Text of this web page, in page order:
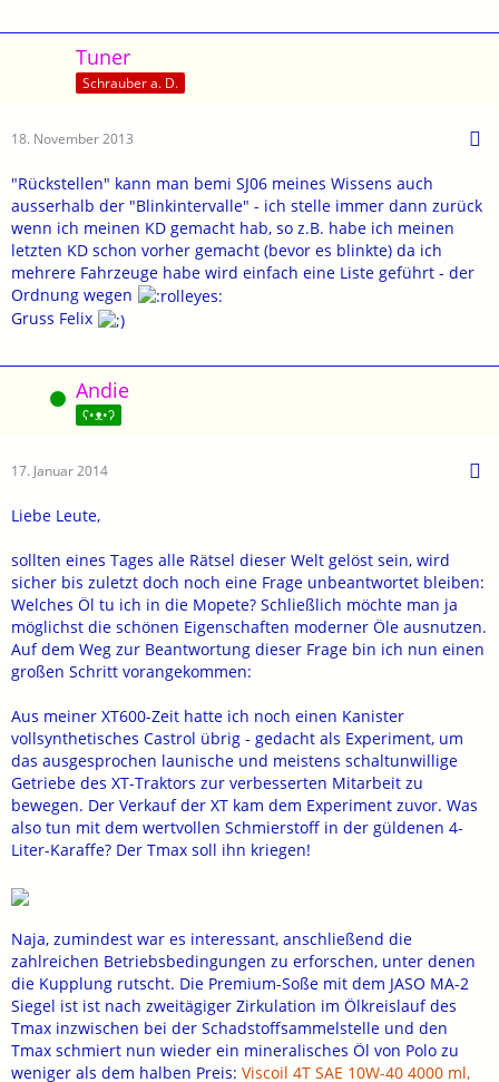
Tuner
Schrauber a. D.
18. November 2013
"Rückstellen" kann man bemi SJ06 meines Wissens auch
ausserhalb der "Blinkintervalle" - ich stelle immer dann zurück
wenn ich meinen KD gemacht hab, so z.B. habe ich meinen
letzten KD schon vorher gemacht (bevor es blinkte) da ich
mehrere Fahrzeuge habe wird einfach eine Liste geführt - der
Ordnung wegen
Gruss Felix
Online Andie
ʕ•ᴥ•ʔ
17. Januar 2014
Liebe Leute,
sollten eines Tages alle Rätsel dieser Welt gelöst sein, wird
sicher bis zuletzt doch noch eine Frage unbeantwortet bleiben:
Welches Öl tu ich in die Mopete? Schließlich möchte man ja
möglichst die schönen Eigenschaften moderner Öle ausnutzen.
Auf dem Weg zur Beantwortung dieser Frage bin ich nun einen
großen Schritt vorangekommen:
Aus meiner XT600-Zeit hatte ich noch einen Kanister
vollsynthetisches Castrol übrig - gedacht als Experiment, um
das ausgesprochen launische und meistens schaltunwillige
Getriebe des XT-Traktors zur verbesserten Mitarbeit zu
bewegen. Der Verkauf der XT kam dem Experiment zuvor. Was
also tun mit dem wertvollen Schmierstoff in der güldenen 4-
Liter-Karaffe? Der Tmax soll ihn kriegen!
Naja, zumindest war es interessant, anschließend die
zahlreichen Betriebsbedingungen zu erforschen, unter denen
die Kupplung rutscht. Die Premium-Soße mit dem JASO MA-2
Siegel ist ist nach zweitägiger Zirkulation im Ölkreislauf des
Tmax inzwischen bei der Schadstoffsammelstelle und den
Tmax schmiert nun wieder ein mineralisches Öl von Polo zu
weniger als dem halben Preis: Viscoil 4T SAE 10W-40 4000 ml,